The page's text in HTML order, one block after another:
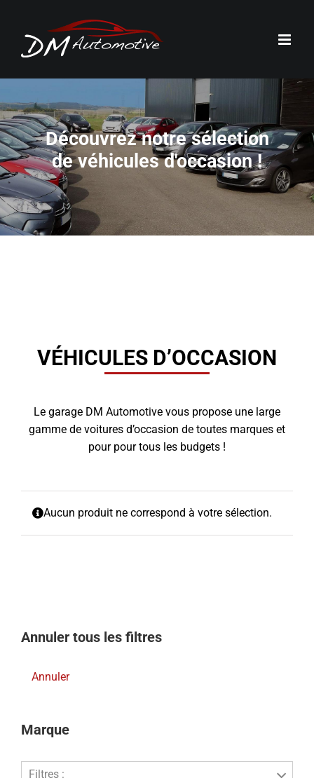
contenu
Découvrez notre sélection
de véhicules d'occasion !
VÉHICULES D’OCCASION
Le garage DM Automotive vous propose une large
gamme de voitures d’occasion de toutes marques et
pour pour tous les budgets !
Aucun produit ne correspond à votre sélection.
Annuler tous les filtres
Annuler
Marque
Filtres :